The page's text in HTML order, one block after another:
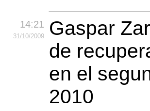
14:21
31/10/2009
Gaspar
de
en el
2010